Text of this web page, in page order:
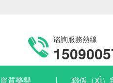
谘詢服務熱線
資質榮譽 聯係（XÌ）